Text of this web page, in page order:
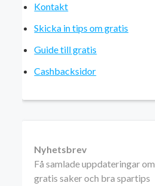
Kontakt
Skicka in tips om gratis
Guide till gratis
Cashbacksidor
Nyhetsbrev
Få samlade uppdateringar om
gratis saker och bra spartips